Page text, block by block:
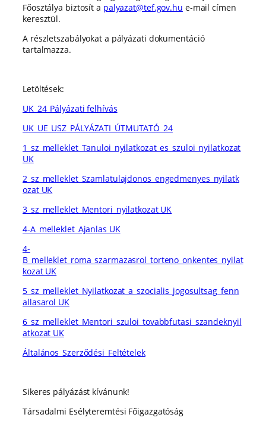
Főosztálya biztosít a palyazat@tef.gov.hu e-mail címen
keresztül.
A részletszabályokat a pályázati dokumentáció
tartalmazza.
Letöltések:
UK_24_Pályázati felhívás
UK_UE_USZ_PÁLYÁZATI_ÚTMUTATÓ_24
1_sz_melleklet_Tanuloi_nyilatkozat_es_szuloi_nyilatkozat
UK
2_sz_melleklet_Szamlatulajdonos_engedmenyes_nyilatk
ozat UK
3_sz_melleklet_Mentori_nyilatkozat UK
4-A_melleklet_Ajanlas UK
4-
B_melleklet_roma_szarmazasrol_torteno_onkentes_nyilat
kozat UK
5_sz_melleklet_Nyilatkozat_a_szocialis_jogosultsag_fenn
allasarol UK
6_sz_melleklet_Mentori_szuloi_tovabbfutasi_szandeknyil
atkozat UK
Általános_Szerződési_Feltételek
Sikeres pályázást kívánunk!
Társadalmi Esélyteremtési Főigazgatóság